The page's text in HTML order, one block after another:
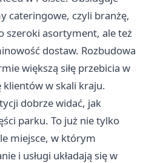
cateringowe, czyli branżę,
szeroki asortyment, ale też
dostaw. Rozbudowa
większą siłę przebicia w
klientów w skali kraju.
dobrze widać, jak
parku. To już nie tylko
miejsce, w którym
i usługi układają się w